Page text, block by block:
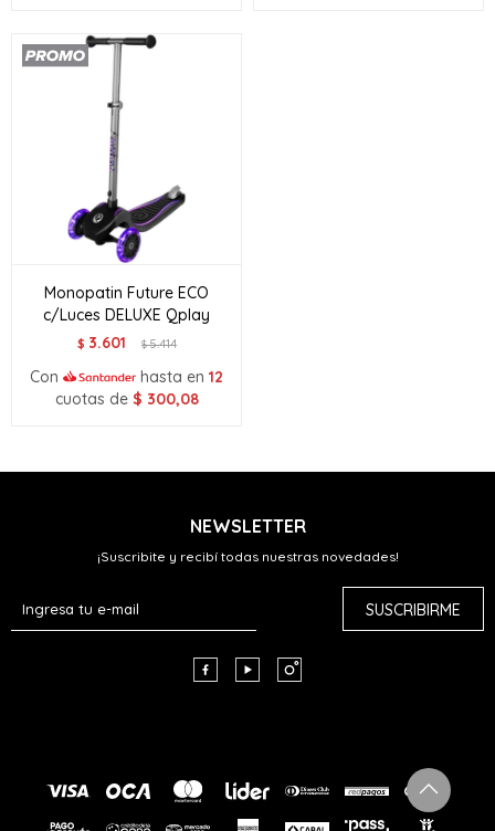
Monopatin Future ECO
c/Luces DELUXE Qplay
$ 3.601 $5.414
Con hasta en 12
cuotas de $ 300,08
NEWSLETTER
¡Suscribite y recibí todas nuestras novedades!
SUSCRIBIRME
  